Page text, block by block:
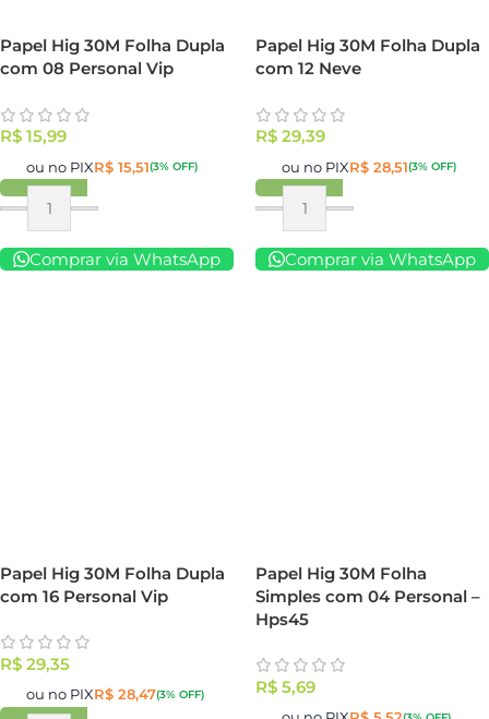
Papel Hig 30M Folha Dupla
com 08 Personal Vip
R$ 15,99
ou no PIXR$ 15,51(3% OFF)
Comprar via WhatsApp
Papel Hig 30M Folha Dupla
com 12 Neve
R$ 29,39
ou no PIXR$ 28,51(3% OFF)
Comprar via WhatsApp
Papel Hig 30M Folha Dupla
com 16 Personal Vip
R$ 29,35
ou no PIXR$ 28,47(3% OFF)
Papel Hig 30M Folha
Simples com 04 Personal –
Hps45
R$ 5,69